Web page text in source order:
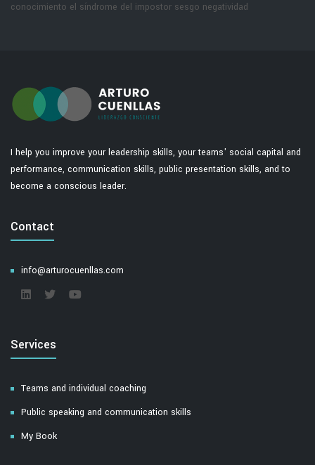
conocimiento el síndrome del impostor sesgo negatividad
I help you improve your leadership skills, your teams' social capital and
performance, communication skills, public presentation skills, and to
become a conscious leader.
Contact
info@arturocuenllas.com
Services
Teams and individual coaching
Public speaking and communication skills
My Book